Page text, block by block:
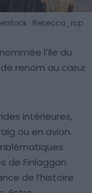
: Rebecca_rcp
l’île du
de renom au cœur
intérieures,
ou en avion.
de Finlaggan
de l’histoire